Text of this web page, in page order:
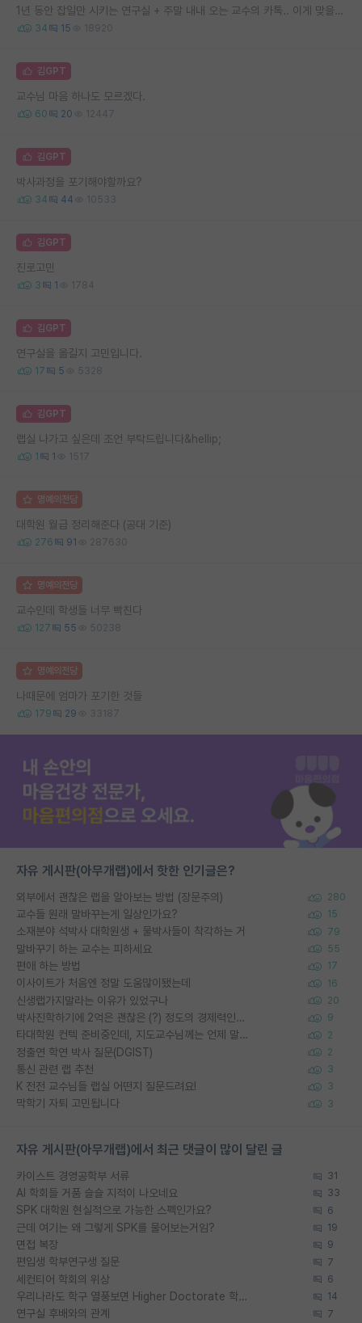
1년 동안 잡일만 시키는 연구실 + 주말 내내 오는 교수의 카톡.. 이게 맞을까요
34 15 18920
김GPT
교수님 마음 하나도 모르겠다.
60 20 12447
김GPT
박사과정을 포기해야할까요?
34 44 10533
김GPT
진로고민
3 1 1784
김GPT
연구실을 옮길지 고민입니다.
17 5 5328
김GPT
랩실 나가고 싶은데 조언 부탁드립니다&hellip;
1 1 1517
명예의전당
대학원 월급 정리해준다 (공대 기준)
276 91 287630
명예의전당
교수인데 학생들 너무 빡친다
127 55 50238
명예의전당
나때문에 엄마가 포기한 것들
179 29 33187
자유 게시판(아무개랩)에서 핫한 인기글은?
외부에서 괜찮은 랩을 알아보는 방법 (장문주의) 280
교수들 원래 말바꾸는게 일상인가요? 15
소재분야 석박사 대학원생 + 물박사들이 착각하는 거 79
말바꾸기 하는 교수는 피하세요 55
편애 하는 방법 17
이사이트가 처음엔 정말 도움많이됐는데 16
신생랩가지말라는 이유가 있었구나 20
박사진학하기에 2억은 괜찮은 (?) 정도의 경제력인가요 9
타대학원 컨텍 준비중인데, 지도교수님께는 언제 말씀드려야 할까요? 2
정출연 학연 박사 질문(DGIST) 2
통신 관련 랩 추천 3
K 전전 교수님들 랩실 어떤지 질문드려요! 3
막학기 자퇴 고민됩니다 3
자유 게시판(아무개랩)에서 최근 댓글이 많이 달린 글
카이스트 경영공학부 서류 31
AI 학회들 거품 슬슬 지적이 나오네요 33
SPK 대학원 현실적으로 가능한 스펙인가요? 6
근데 여기는 왜 그렇게 SPK를 물어보는거임? 19
면접 복장 9
편입생 학부연구생 질문 7
세컨티어 학회의 위상 6
우리나라도 학구 열풍보면 Higher Doctorate 학위가 필요하다고 봅니다. 14
연구실 후배와의 관계 7